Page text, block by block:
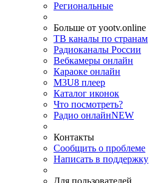
Региональные
Больше от yootv.online
ТВ каналы по странам
Радиоканалы России
Вебкамеры онлайн
Караоке онлайн
M3U8 плеер
Каталог иконок
Что посмотреть?
Радио онлайнNEW
Контакты
Сообщить о проблеме
Написать в поддержку
Для пользователей